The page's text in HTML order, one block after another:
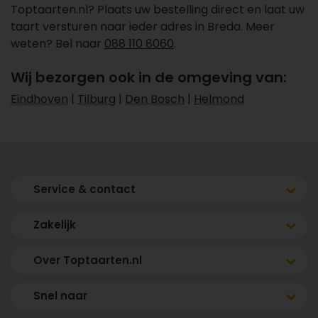
Toptaarten.nl? Plaats uw bestelling direct en laat uw
taart versturen naar ieder adres in Breda. Meer
weten? Bel naar 088 110 8060.
Wij bezorgen ook in de omgeving van:
Eindhoven | Tilburg | Den Bosch | Helmond
Service & contact
Zakelijk
Over Toptaarten.nl
Snel naar